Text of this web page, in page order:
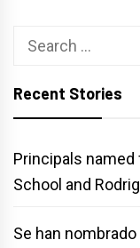
Search
Recent Stories
Principals named
School and
Se han